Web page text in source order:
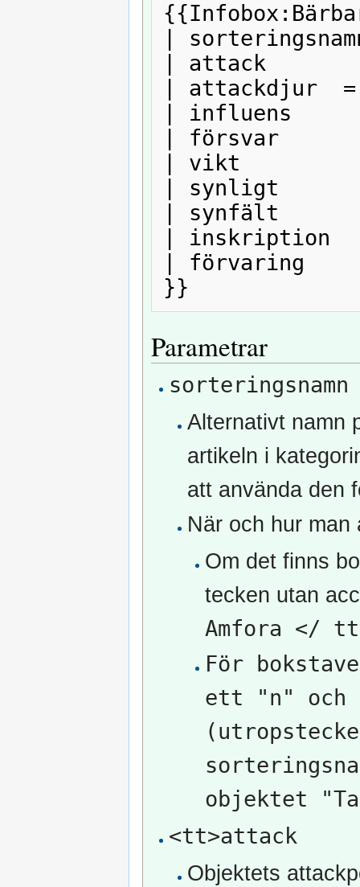
|
| attack
| attackdjur
| influens
| försvar
| vikt
| synligt
| synfält
| inskription
| förvaring
Parametrar
sorteringsnamn
Alternativt namn
artikeln i
att använda den
När och hur man
Om det finns
tecken utan
Amfora </
För
ett "n"
objektet
<tt>attack
Objektets